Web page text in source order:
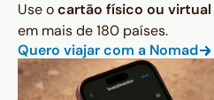
Use ocartão físico ou virtual
em mais de 180 países.
Quero viajar com a Nomad